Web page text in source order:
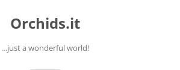
Orchids.it
…just a wonderful world!